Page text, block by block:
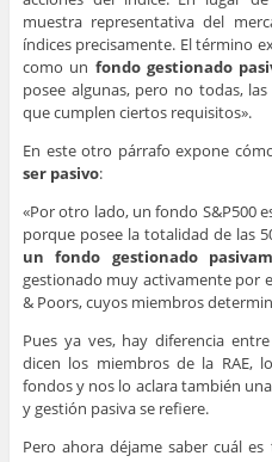
muestra representativa del
índices precisamente. El término
como un fondo gestionado
posee algunas, pero no todas,
que cumplen ciertos requisitos».
En este otro párrafo expone
ser pasivo:
«Por otro lado, un fondo S&P500
porque posee la totalidad de las
un fondo gestionado
gestionado muy activamente por
& Poors, cuyos miembros
Pues ya ves, hay diferencia
dicen los miembros de la RAE,
fondos y nos lo aclara también
y gestión pasiva se refiere.
Pero ahora déjame saber cuál